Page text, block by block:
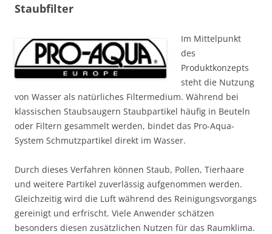
Staubfilter
Im Mittelpunkt
des
Produktkonzepts
steht die Nutzung
von Wasser als natürliches Filtermedium. Während bei
klassischen Staubsaugern Staubpartikel häufig in Beuteln
oder Filtern gesammelt werden, bindet das Pro-Aqua-
System Schmutzpartikel direkt im Wasser.
Durch dieses Verfahren können Staub, Pollen, Tierhaare
und weitere Partikel zuverlässig aufgenommen werden.
Gleichzeitig wird die Luft während des Reinigungsvorgangs
gereinigt und erfrischt. Viele Anwender schätzen
besonders diesen zusätzlichen Nutzen für das Raumklima.